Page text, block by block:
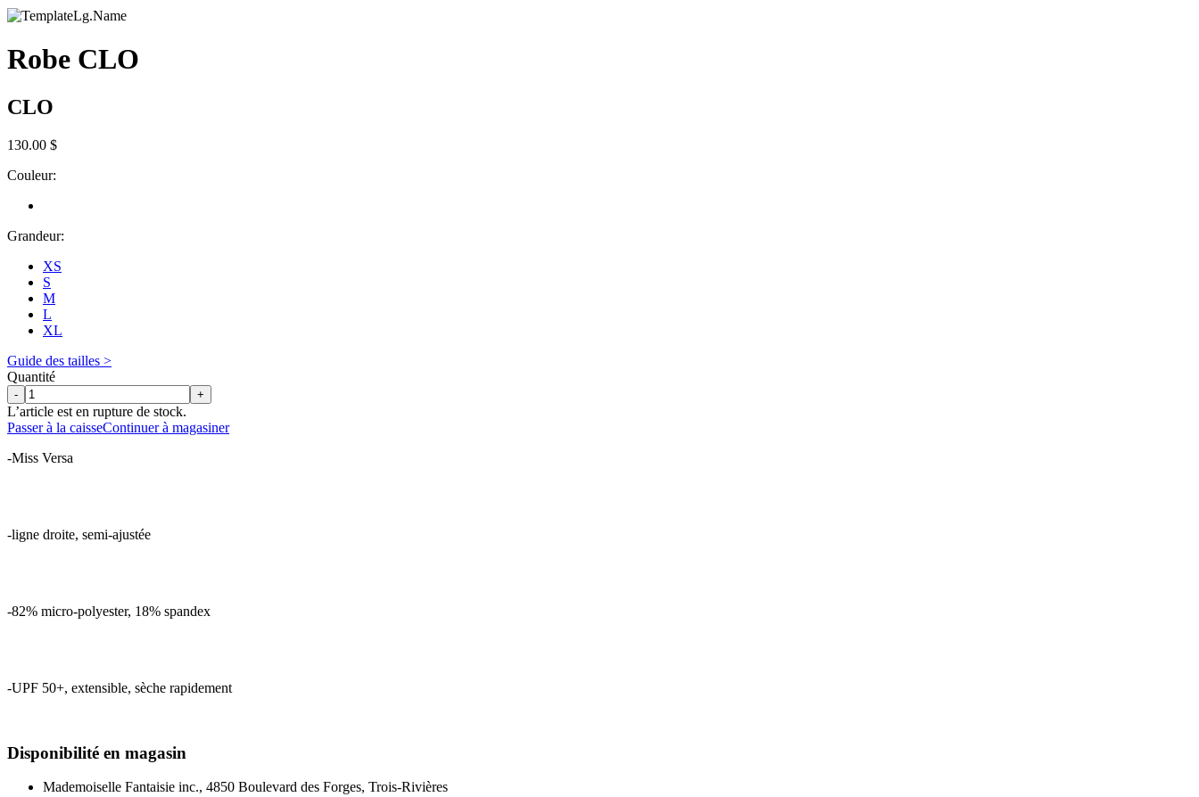
Robe CLO
CLO
130.00 $
Couleur:
Grandeur:
XS
S
M
L
XL
Guide des tailles >
Quantité
- +
L’article est en rupture de stock.
Passer à la caisseContinuer à magasiner
-Miss Versa
-ligne droite, semi-ajustée
-82% micro-polyester, 18% spandex
-UPF 50+, extensible, sèche rapidement
Disponibilité en magasin
Mademoiselle Fantaisie inc., 4850 Boulevard des Forges, Trois-Rivières